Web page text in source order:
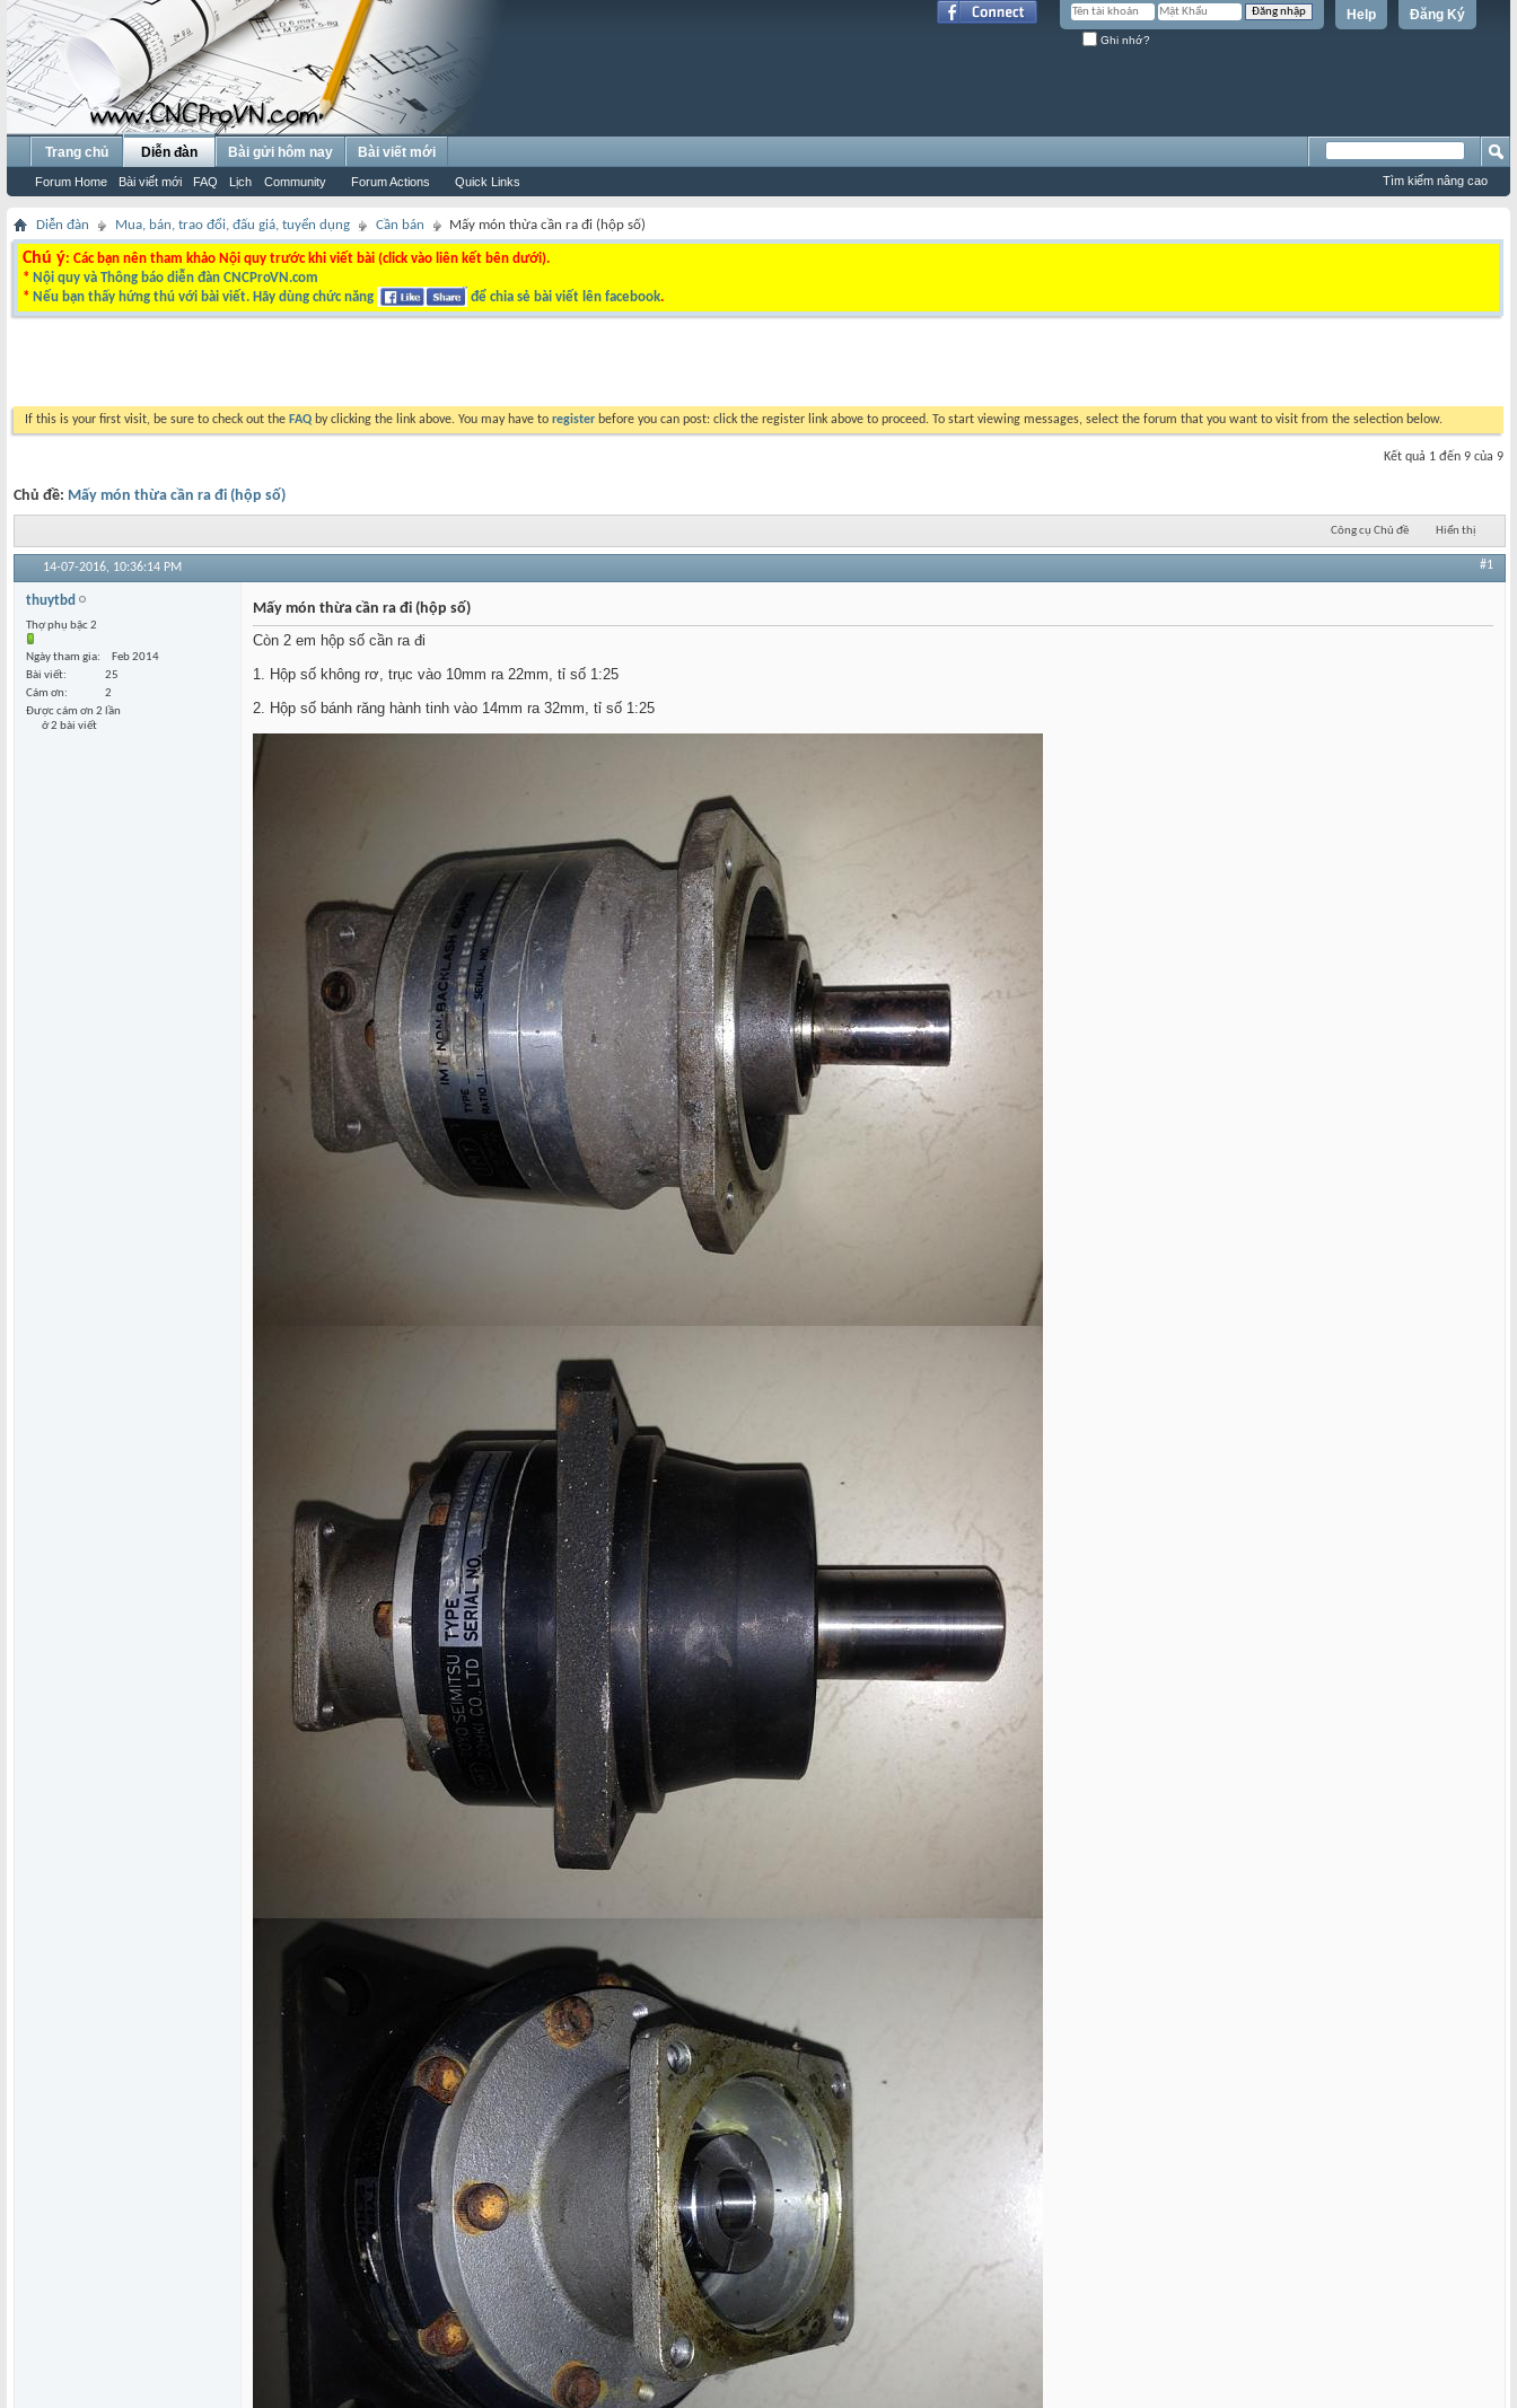
Đăng Ký
Help
Ghi nhớ?
Trang chủ Diễn đàn
Forum Home Bài viết mới FAQ Lịch Community Forum Actions Quick Links
Bài gửi hôm nay Bài viết mới
Tìm kiếm nâng cao
Diễn đàn Mua, bán, trao đổi, đấu giá, tuyển dụng Cần bán Mấy món thừa cần ra đi (hộp số)
Chú ý: Các bạn nên tham khảo Nội quy trước khi viết bài (click vào liên kết bên dưới).
* Nội quy và Thông báo diễn đàn CNCProVN.com
* Nếu bạn thấy hứng thú với bài viết. Hãy dùng chức năng để chia sẻ bài viết lên facebook.
If this is your first visit, be sure to check out the FAQ by clicking the link above. You may have to register before you can post: click the register link above to proceed. To start viewing messages, select the forum that you want to visit from the selection below.
Kết quả 1 đến 9 của 9
Chủ đề: Mấy món thừa cần ra đi (hộp số)
Công cụ Chủ đề Hiển thị
14-07-2016, 10:36:14 PM #1
thuytbd
Thợ phụ bậc 2
Ngày tham gia
Feb 2014
Bài viết
25
Cám ơn
2
Được cám ơn 2 lần
ở 2 bài viết
Mấy món thừa cần ra đi (hộp số)
Còn 2 em hộp số cần ra đi
1. Hộp số không rơ, trục vào 10mm ra 22mm, tỉ số 1:25
2. Hộp số bánh răng hành tinh vào 14mm ra 32mm, tỉ số 1:25